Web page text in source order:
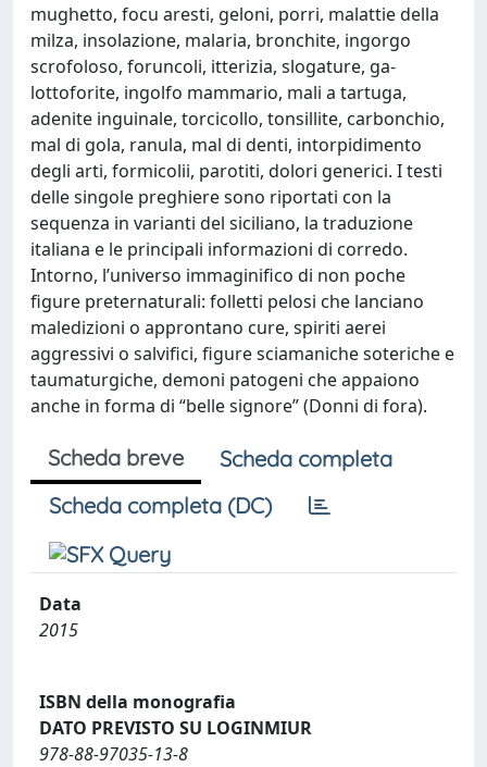
mughetto, focu aresti, geloni, porri, malattie della
milza, insolazione, malaria, bronchite, ingorgo
scrofoloso, foruncoli, itterizia, slogature, ga-
lottoforite, ingolfo mammario, mali a tartuga,
adenite inguinale, torcicollo, tonsillite, carbonchio,
mal di gola, ranula, mal di denti, intorpidimento
degli arti, formicolii, parotiti, dolori generici. I testi
delle singole preghiere sono riportati con la
sequenza in varianti del siciliano, la traduzione
italiana e le principali informazioni di corredo.
Intorno, l’universo immaginifico di non poche
figure preternaturali: folletti pelosi che lanciano
maledizioni o approntano cure, spiriti aerei
aggressivi o salvifici, figure sciamaniche soteriche e
taumaturgiche, demoni patogeni che appaiono
anche in forma di “belle signore” (Donni di fora).
Scheda breve
Scheda completa
Scheda completa (DC)
Data
2015
ISBN della monografia
DATO PREVISTO SU LOGINMIUR
978-88-97035-13-8